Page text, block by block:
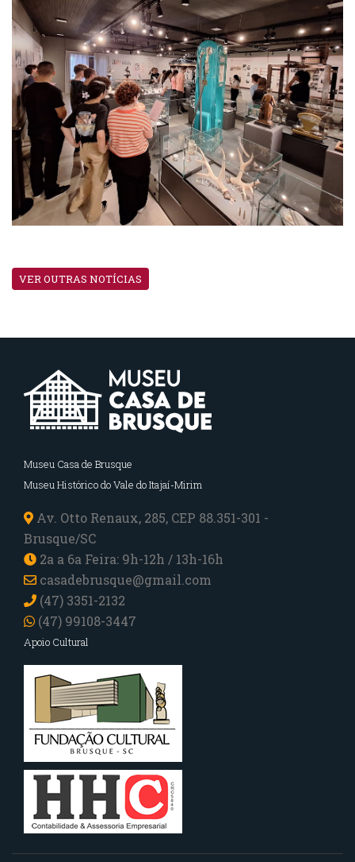
VER OUTRAS NOTÍCIAS
Museu Casa de Brusque
Museu Histórico do Vale do Itajaí-Mirim
Av. Otto Renaux, 285, CEP 88.351-301 -
Brusque/SC
2a a 6a Feira: 9h-12h / 13h-16h
casadebrusque@gmail.com
(47) 3351-2132
(47) 99108-3447
Apoio Cultural